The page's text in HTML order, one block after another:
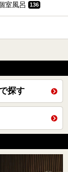
室風呂 136
探す